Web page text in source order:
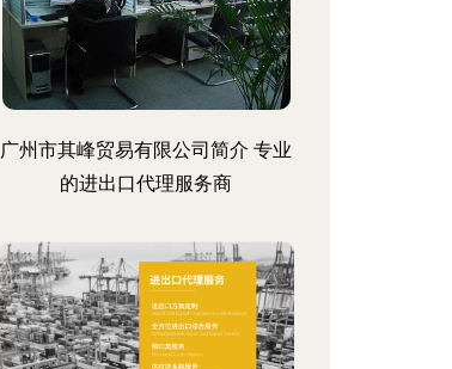
广州市其峰贸易有限公司简介 专业
的进出口代理服务商